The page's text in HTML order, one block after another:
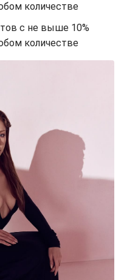
количестве
с не выше 10%
количестве